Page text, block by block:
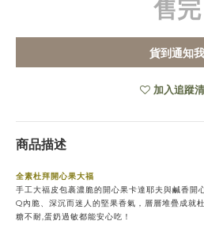
售完
貨到通知我
加入追蹤
商品描述
全素杜拜開心果大福
手工大福皮包裹濃脆的開心果卡達耶夫與鹹香開
Q內脆、深沉而迷人的堅果香氣，層層堆疊成就
糖不耐,蛋奶過敏都能安心吃！